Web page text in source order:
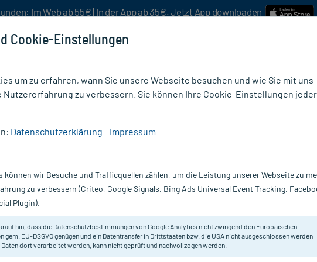
Im Web ab 55€ | In der App ab 35€. Jetzt App downloaden
Nur für kurze Zeit:Gratis-Versand* ab 19€ Mindestbestellwert!
400 ml Elmex
Gebrauchsfertige medizinische Zahnspülung zum
Cookie-Einstellungen
um zu erfahren, wann Sie unsere Webseite besuchen und wie Sie mit uns
Nutzererfahrung zu verbessern. Sie können Ihre Cookie-Einstellungen
Datenschutzerklärung Impressum
können wir Besuche und Trafficquellen zählen, um die Leistung unserer Webseite zu
zu verbessern (Criteo, Google Signals, Bing Ads Universal Event Tracking,
Plugin).
hin, dass die Datenschutzbestimmungen vonGoogle Analytics nicht zwingend den Europäischen
gem. EU-DSGVO genügen und ein Datentransfer in Drittstaaten bzw. die USA nicht ausgeschlossen werden
Daten dort verarbeitet werden, kann nicht geprüft und nachvollzogen werden.